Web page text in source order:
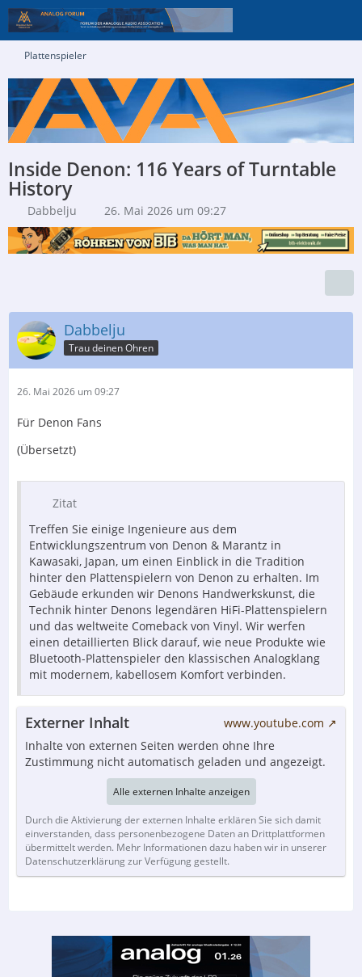
Plattenspieler
Inside Denon: 116 Years of Turntable
History
Dabbelju 26. Mai 2026 um 09:27
Dabbelju
Trau deinen Ohren
26. Mai 2026 um 09:27
Für Denon Fans
(Übersetzt)
Zitat
Treffen Sie einige Ingenieure aus dem
Entwicklungszentrum von Denon & Marantz in
Kawasaki, Japan, um einen Einblick in die Tradition
hinter den Plattenspielern von Denon zu erhalten. Im
Gebäude erkunden wir Denons Handwerkskunst, die
Technik hinter Denons legendären HiFi-Plattenspielern
und das weltweite Comeback von Vinyl. Wir werfen
einen detaillierten Blick darauf, wie neue Produkte wie
Bluetooth-Plattenspieler den klassischen Analogklang
mit modernem, kabellosem Komfort verbinden.
Externer Inhalt
www.youtube.com
Inhalte von externen Seiten werden ohne Ihre
Zustimmung nicht automatisch geladen und angezeigt.
Alle externen Inhalte anzeigen
Durch die Aktivierung der externen Inhalte erklären Sie sich damit
einverstanden, dass personenbezogene Daten an Drittplattformen
übermittelt werden. Mehr Informationen dazu haben wir in unserer
Datenschutzerklärung zur Verfügung gestellt.